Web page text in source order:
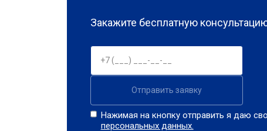
Закажите бесплатную
Отправить заявку
Нажимая на кнопку отправить я даю
персональных данных.